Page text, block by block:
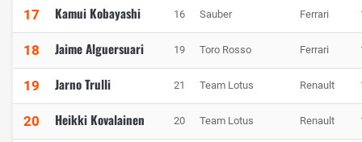
17 Kamui Kobayashi 16 Sauber Ferrari
18 Jaime Alguersuari 19 Toro Rosso Ferrari
19 Jarno Trulli 21 Team Lotus Renault
20 Heikki Kovalainen 20 Team Lotus Renault